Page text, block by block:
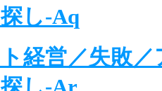
し-Aq
経営／失敗／